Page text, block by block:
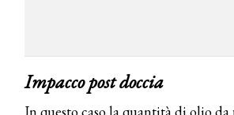
Impacco post doccia
COSMOPROF WORLDWIDE BOLOGNA
Cosmprof Worldwide Bologna